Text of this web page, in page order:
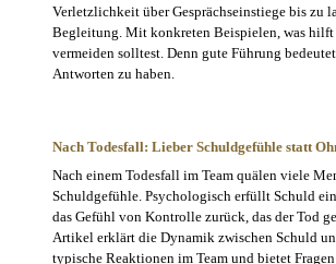
Verletzlichkeit über Gesprächseinstiege bis zu
Begleitung. Mit konkreten Beispielen, was hilft
vermeiden solltest. Denn gute Führung
Antworten zu haben.
Nach Todesfall: Lieber Schuldgefühle statt
Nach einem Todesfall im Team quälen viele
Schuldgefühle. Psychologisch erfüllt Schuld
das Gefühl von Kontrolle zurück, das der Tod
Artikel erklärt die Dynamik zwischen Schuld
typische Reaktionen im Team und bietet